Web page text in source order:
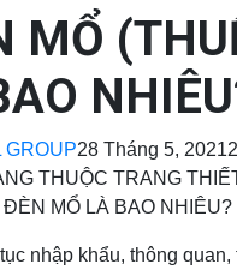
MỔ
GROUP28 Tháng 5, 2021
THUỘC TRANG
MỔ LÀ BAO NHIÊU?
nhập khẩu, thông